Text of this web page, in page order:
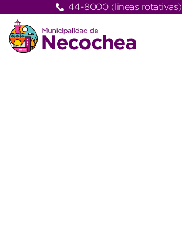
44-8000 (lineas rotativas)